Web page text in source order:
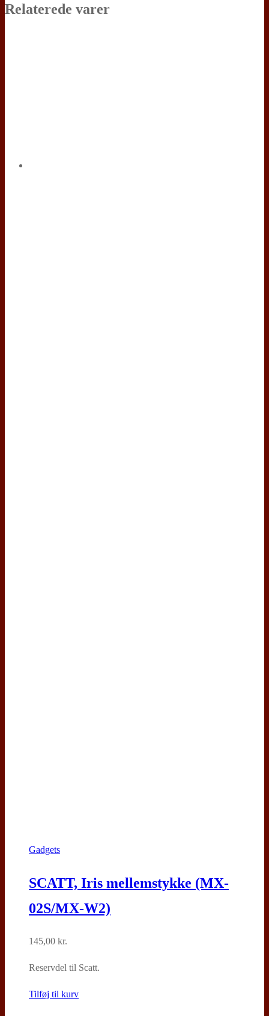
Relaterede varer
Gadgets
SCATT, Iris mellemstykke (MX-
02S/MX-W2)
145,00 kr.
Reservdel til Scatt.
Tilføj til kurv